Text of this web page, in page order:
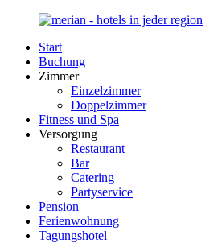
Zurück
Inhalt
Merian-
Hotel.de
Portal
Unterkunft
Deutschland
Start
Buchung
Zimmer
Einzelzimmer
Doppelzimmer
Fitness und Spa
Versorgung
Restaurant
Bar
Catering
Partyservice
Pension
Ferienwohnung
Tagungshotel